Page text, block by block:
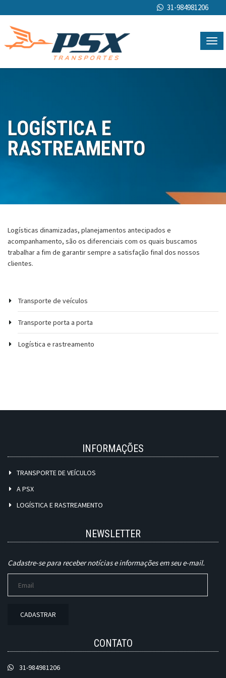
31-984981206
LOGÍSTICA E
RASTREAMENTO
Logísticas dinamizadas, planejamentos antecipados e
acompanhamento, são os diferenciais com os quais buscamos
trabalhar a fim de garantir sempre a satisfação final dos nossos
clientes.
Transporte de veículos
Transporte porta a porta
Logística e rastreamento
INFORMAÇÕES
TRANSPORTE DE VEÍCULOS
A PSX
LOGÍSTICA E RASTREAMENTO
NEWSLETTER
Cadastre-se para receber notícias e informações em seu e-mail.
CADASTRAR
CONTATO
31-984981206